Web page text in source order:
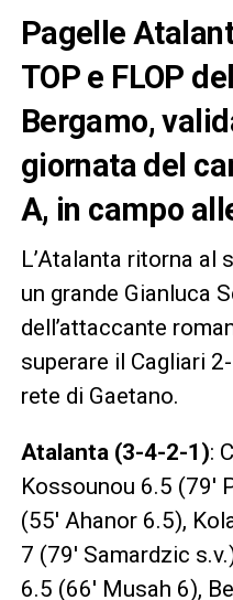
Pagelle
TOP e FLOP
Bergamo,
giornata del
A, in campo
L’Atalanta ritorna al
un grande Gianluca
dell’attaccante
superare il Cagliari
rete di Gaetano.
Atalanta (3-4-2-1):
Kossounou 6.5 (79′
(55′ Ahanor 6.5),
7 (79′ Samardzic
6.5 (66′ Musah 6),